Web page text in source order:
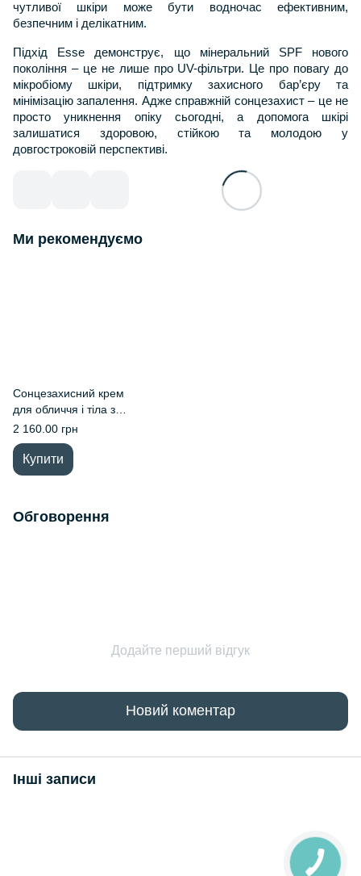
чутливої шкіри може бути водночас ефективним,
безпечним і делікатним.
Підхід Esse демонструє, що мінеральний SPF нового
покоління – це не лише про UV-фільтри. Це про повагу до
мікробіому шкіри, підтримку захисного бар’єру та
мінімізацію запалення. Адже справжній сонцезахист – це не
просто уникнення опіку сьогодні, а допомога шкірі
залишатися здоровою, стійкою та молодою у
довгостроковій перспективі.
Ми рекомендуємо
Сонцезахисний крем
для обличчя і тіла з
SPF30 Esse Core
Sunscreen S1
2 160.00 грн
Купити
Обговорення
Додайте перший відгук
Новий коментар
Інші записи